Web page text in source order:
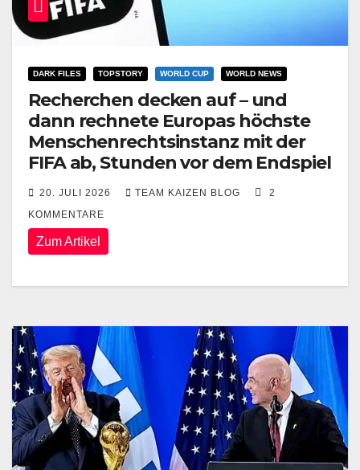
DARK FILES TOPSTORY WORLD CUP WORLD NEWS
Recherchen decken auf – und
dann rechnete Europas höchste
Menschenrechtsinstanz mit der
FIFA ab, Stunden vor dem Endspiel
20. JULI 2026 TEAM KAIZEN BLOG
2
KOMMENTARE
Zum Artikel